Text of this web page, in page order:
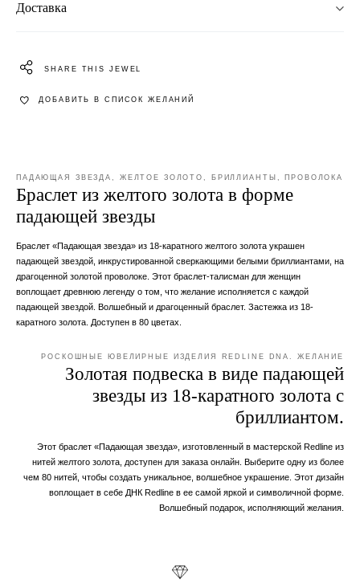
Доставка
SHARE THIS JEWEL
ДОБАВИТЬ В СПИСОК ЖЕЛАНИЙ
ПАДАЮЩАЯ ЗВЕЗДА, ЖЕЛТОЕ ЗОЛОТО, БРИЛЛИАНТЫ, ПРОВОЛОКА
Браслет из желтого золота в форме
падающей звезды
Браслет «Падающая звезда» из 18-каратного желтого золота украшен
падающей звездой, инкрустированной сверкающими белыми бриллиантами, на
драгоценной золотой проволоке. Этот браслет-талисман для женщин
воплощает древнюю легенду о том, что желание исполняется с каждой
падающей звездой. Волшебный и драгоценный браслет. Застежка из 18-
каратного золота. Доступен в 80 цветах.
РОСКОШНЫЕ ЮВЕЛИРНЫЕ ИЗДЕЛИЯ REDLINE DNA. ЖЕЛАНИЕ
Золотая подвеска в виде падающей
звезды из 18-каратного золота с
бриллиантом.
Этот браслет «Падающая звезда», изготовленный в мастерской Redline из
нитей желтого золота, доступен для заказа онлайн. Выберите одну из более
чем 80 нитей, чтобы создать уникальное, волшебное украшение. Этот дизайн
воплощает в себе ДНК Redline в ее самой яркой и символичной форме.
Волшебный подарок, исполняющий желания.